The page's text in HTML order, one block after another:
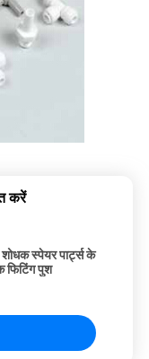
करें
स्पेयर पार्ट्स के
फिटिंग पुश